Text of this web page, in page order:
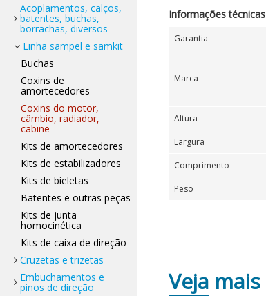
Acoplamentos, calços,
batentes, buchas,
borrachas, diversos
Linha sampel e samkit
Buchas
Coxins de
amortecedores
Coxins do motor,
câmbio, radiador,
cabine
Kits de amortecedores
Kits de estabilizadores
Kits de bieletas
Batentes e outras peças
Kits de junta
homocinética
Kits de caixa de direção
Cruzetas e trizetas
Embuchamentos e
pinos de direção
Informações técnicas
Garantia
Marca
Altura
Largura
Comprimento
Peso
Veja mais